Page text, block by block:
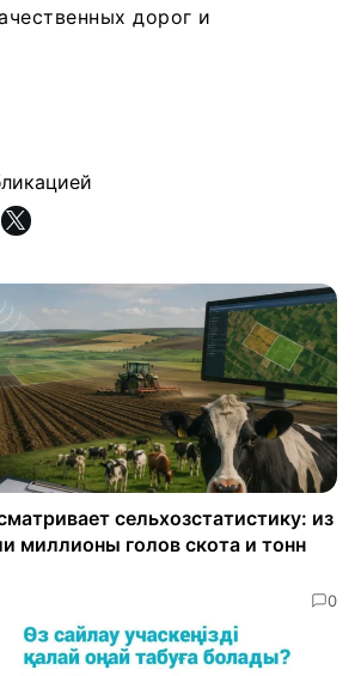
дорог и
сельхозстатистику: из
миллионы голов скота и тонн
0